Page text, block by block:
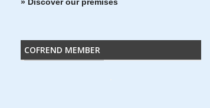
» Discover our premises
COFREND MEMBER